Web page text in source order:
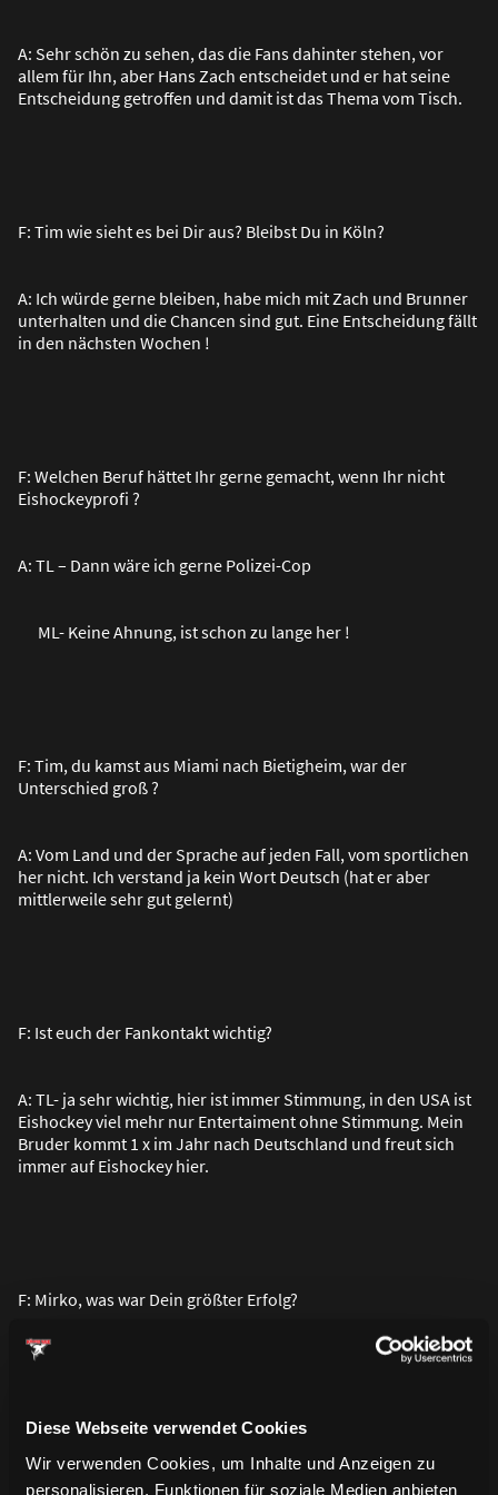
Diese Webseite verwendet Cookies
Wir verwenden Cookies, um Inhalte und Anzeigen zu
personalisieren, Funktionen für soziale Medien anbieten
A: Sehr schön zu sehen, das die Fans dahinter stehen, vor
allem für Ihn, aber Hans Zach entscheidet und er hat seine
Entscheidung getroffen und damit ist das Thema vom Tisch.
F: Tim wie sieht es bei Dir aus? Bleibst Du in Köln?
A: Ich würde gerne bleiben, habe mich mit Zach und Brunner
unterhalten und die Chancen sind gut. Eine Entscheidung fällt
in den nächsten Wochen !
F: Welchen Beruf hättet Ihr gerne gemacht, wenn Ihr nicht
Eishockeyprofi ?
A: TL – Dann wäre ich gerne Polizei-Cop
ML- Keine Ahnung, ist schon zu lange her !
F: Tim, du kamst aus Miami nach Bietigheim, war der
Unterschied groß?
A: Vom Land und der Sprache auf jeden Fall, vom sportlichen
her nicht. Ich verstand ja kein Wort Deutsch (hat er aber
mittlerweile sehr gut gelernt)
F: Ist euch der Fankontakt wichtig?
A: TL- ja sehr wichtig, hier ist immer Stimmung, in den USA ist
Eishockey viel mehr nur Entertaiment ohne Stimmung. Mein
Bruder kommt 1 x im Jahr nach Deutschland und freut sich
immer auf Eishockey hier.
F: Mirko, was war Dein größter Erfolg?
A: Der Meistertitel 2002 als Kapitän
F: Wie siehst Du die Chancen bei der WM?